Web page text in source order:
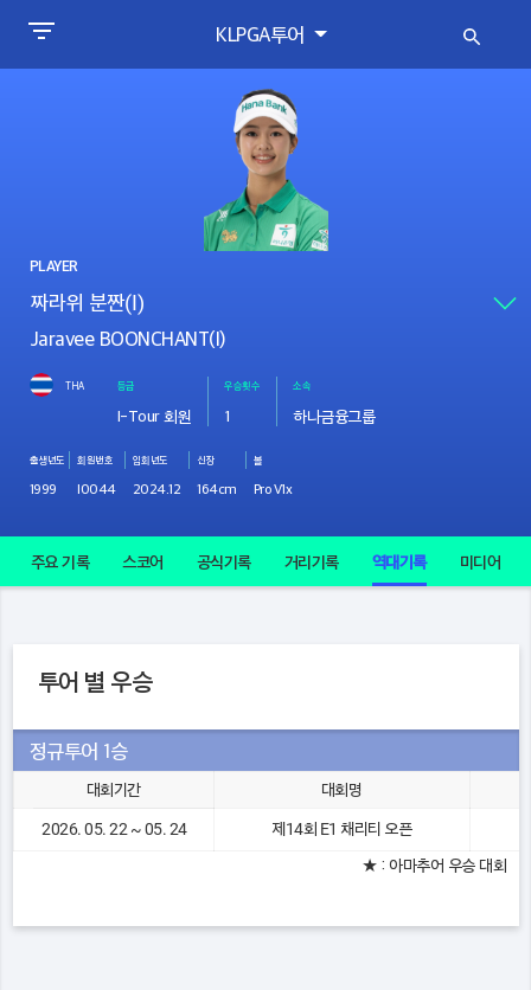
KLPGA투어
PLAYER
Jaravee BOONCHANT(I)
THA 등급
I-Tour 회원
우승횟수
1
소속
하나금융그룹
출생년도
1999
회원번호
I0044
입회년도
2024.12
신장
164cm
볼
Pro V1x
주요 기록 스코어 공식기록 거리기록 역대기록 미디어
투어 별 우승
정규투어 1승
대회기간 대회명
2026. 05. 22 ~ 05. 24 제14회 E1 채리티 오픈
★ : 아마추어 우승 대회